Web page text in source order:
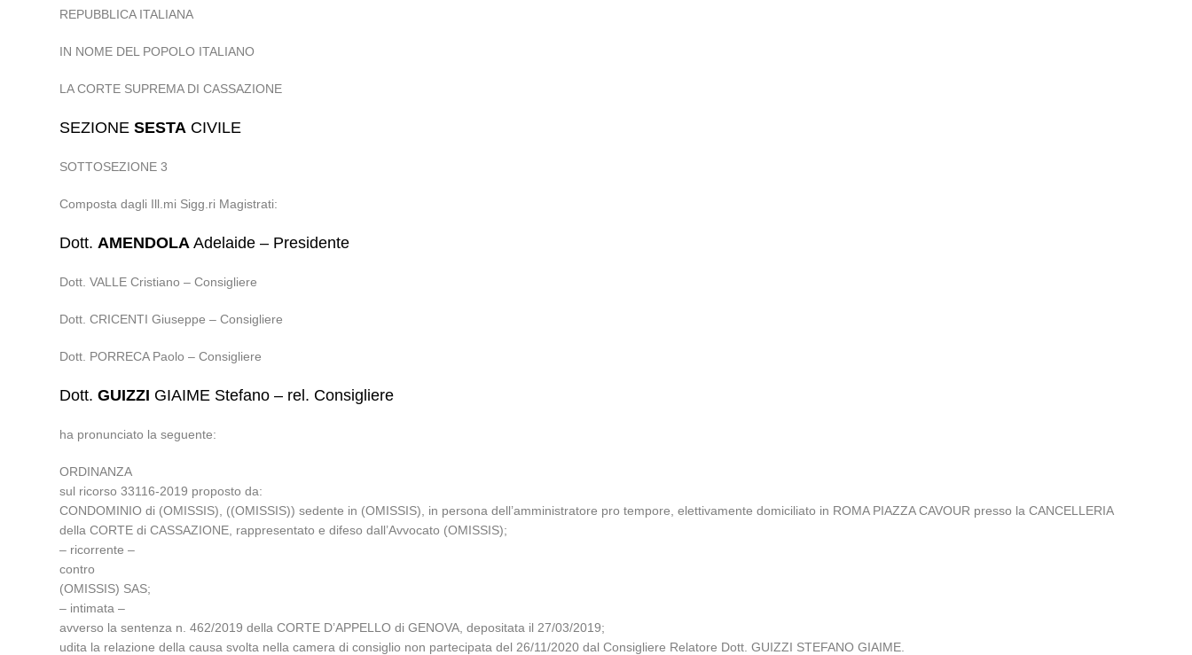
REPUBBLICA ITALIANA
IN NOME DEL POPOLO ITALIANO
LA CORTE SUPREMA DI CASSAZIONE
SEZIONESESTA CIVILE
SOTTOSEZIONE 3
Composta dagli Ill.mi Sigg.ri Magistrati:
Dott.AMENDOLA Adelaide – Presidente
Dott. VALLE Cristiano – Consigliere
Dott. CRICENTI Giuseppe – Consigliere
Dott. PORRECA Paolo – Consigliere
Dott.GUIZZI GIAIME Stefano – rel. Consigliere
ha pronunciato la seguente:
ORDINANZA
sul ricorso 33116-2019 proposto da:
CONDOMINIO di (OMISSIS), ((OMISSIS)) sedente in (OMISSIS), in persona dell’amministratore pro tempore, elettivamente domiciliato in ROMA PIAZZA CAVOUR presso la CANCELLERIA
della CORTE di CASSAZIONE, rappresentato e difeso dall’Avvocato (OMISSIS);
– ricorrente –
contro
(OMISSIS) SAS;
– intimata –
avverso la sentenza n. 462/2019 della CORTE D’APPELLO di GENOVA, depositata il 27/03/2019;
udita la relazione della causa svolta nella camera di consiglio non partecipata del 26/11/2020 dal Consigliere Relatore Dott. GUIZZI STEFANO GIAIME.